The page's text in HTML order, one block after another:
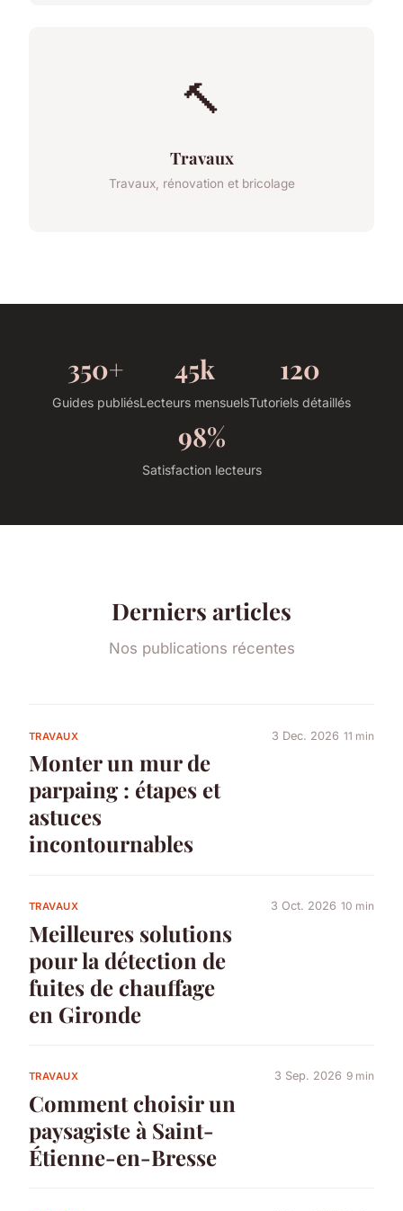
🔨
Travaux
Travaux, rénovation et bricolage
350+
Guides publiés
45k
Lecteurs mensuels
120
Tutoriels détaillés
98%
Satisfaction lecteurs
Derniers articles
Nos publications récentes
TRAVAUX
Monter un mur de
parpaing : étapes et
astuces
incontournables
3 Dec. 2026 11 min
TRAVAUX
Meilleures solutions
pour la détection de
fuites de chauffage
en Gironde
3 Oct. 2026 10 min
TRAVAUX
Comment choisir un
paysagiste à Saint-
Étienne-en-Bresse
3 Sep. 2026 9 min